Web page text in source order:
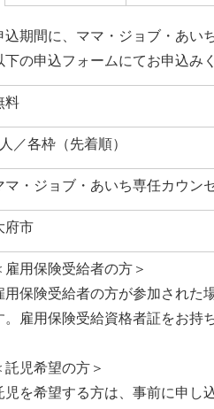
込期間に、ママ・ジョブ・あい
下の申込フォームにてお申込み
料
／各枠（先着順）
マ・ジョブ・あいち専任カウン
府市
雇用保険受給者の方＞
用保険受給者の方が参加された
。雇用保険受給資格者証をお持
託児希望の方＞
児を希望する方は、事前に申し